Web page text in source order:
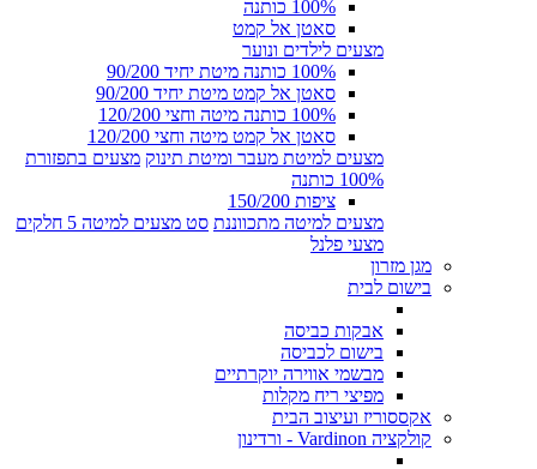
100% כותנה
סאטן אל קמט
מצעים לילדים ונוער
100% כותנה מיטת יחיד 90/200
סאטן אל קמט מיטת יחיד 90/200
100% כותנה מיטה וחצי 120/200
סאטן אל קמט מיטה וחצי 120/200
מצעים למיטת מעבר ומיטת תינוק מצעים בתפזורת
100% כותנה
ציפות 150/200
מצעים למיטה מתכווננת סט מצעים למיטה 5 חלקים
מצעי פלנל
מגן מזרון
בישום לבית
אבקות כביסה
בישום לכביסה
מבשמי אווירה יוקרתיים
מפיצי ריח מקלות
אקססוריז ועיצוב הבית
קולקציה Vardinon - ורדינון